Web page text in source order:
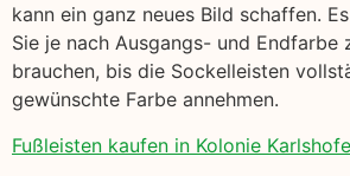
kann ein ganz neues Bild schaffen.
Sie je nach Ausgangs- und Endfarbe
brauchen, bis die Sockelleisten
gewünschte Farbe annehmen.
Fußleisten kaufen in Kolonie